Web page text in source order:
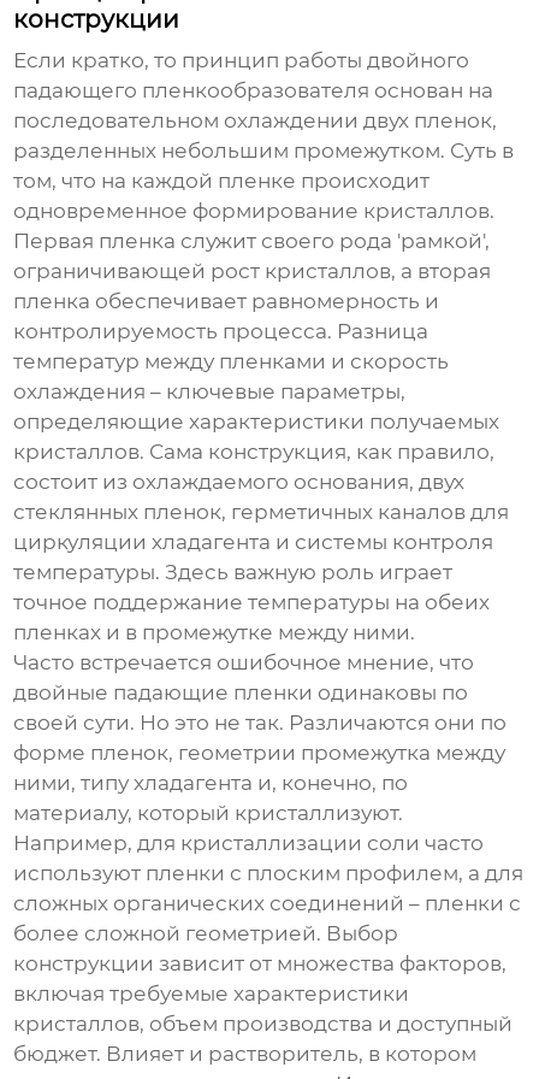
конструкции
Если кратко, то принцип работыдвойного
падающего пленкообразователя основан на
последовательном охлаждении двух пленок,
разделенных небольшим промежутком. Суть в
том, что на каждой пленке происходит
одновременное формирование кристаллов.
Первая пленка служит своего рода 'рамкой',
ограничивающей рост кристаллов, а вторая
пленка обеспечивает равномерность и
контролируемость процесса. Разница
температур между пленками и скорость
охлаждения – ключевые параметры,
определяющие характеристики получаемых
кристаллов. Сама конструкция, как правило,
состоит из охлаждаемого основания, двух
стеклянных пленок, герметичных каналов для
циркуляции хладагента и системы контроля
температуры. Здесь важную роль играет
точное поддержание температуры на обеих
пленках и в промежутке между ними.
Часто встречается ошибочное мнение, что
двойные падающие пленки одинаковы по
своей сути. Но это не так. Различаются они по
форме пленок, геометрии промежутка между
ними, типу хладагента и, конечно, по
материалу, который кристаллизуют.
Например, для кристаллизации соли часто
используют пленки с плоским профилем, а для
сложных органических соединений – пленки с
более сложной геометрией. Выбор
конструкции зависит от множества факторов,
включая требуемые характеристики
кристаллов, объем производства и доступный
бюджет. Влияет и растворитель, в котором